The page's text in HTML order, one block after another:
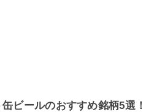
ビールのおすすめ銘柄5選！